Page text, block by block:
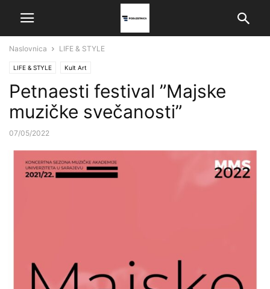
Naslovnica LIFE & STYLE
LIFE & STYLE Kult Art
Petnaesti festival ”Majske
muzičke svečanosti”
07/05/2022